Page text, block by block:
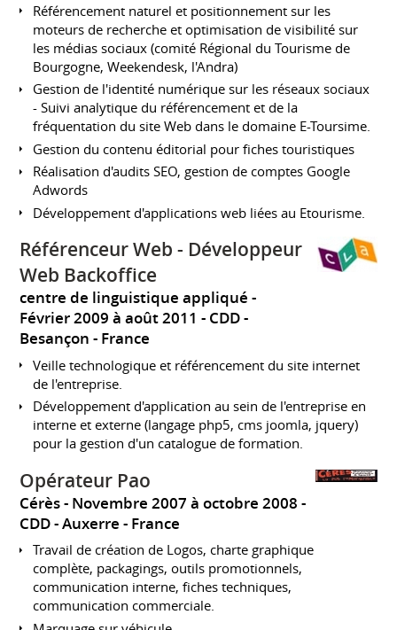
Référencement naturel et positionnement sur les
moteurs de recherche et optimisation de visibilité sur
les médias sociaux (comité Régional du Tourisme de
Bourgogne, Weekendesk, l'Andra)
Gestion de l'identité numérique sur les réseaux sociaux
- Suivi analytique du référencement et de la
fréquentation du site Web dans le domaine E-Toursime.
Gestion du contenu éditorial pour fiches touristiques
Réalisation d'audits SEO, gestion de comptes Google
Adwords
Développement d'applications web liées au Etourisme.
Référenceur Web - Développeur
Web Backoffice
centre de linguistique appliqué
Février 2009 à août 2011 CDD
Besançon
France
Veille technologique et référencement du site internet
de l'entreprise.
Développement d'application au sein de l'entreprise en
interne et externe (langage php5, cms joomla, jquery)
pour la gestion d'un catalogue de formation.
Opérateur Pao
Cérès
Novembre 2007 à octobre 2008
CDD
Auxerre France
Travail de création de Logos, charte graphique
complète, packagings, outils promotionnels,
communication interne, fiches techniques,
communication commerciale.